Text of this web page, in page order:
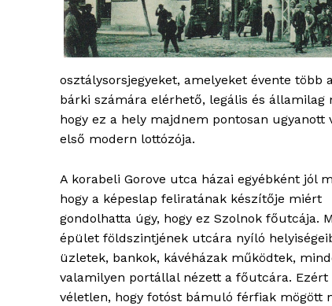
osztálysorsjegyeket, amelyeket évente
bárki számára elérhető, legális és
hogy ez a hely majdnem pontosan
első modern lottózója.
A korabeli Gorove utca házai egyébként jól
hogy a képeslap feliratának készítője miért
gondolhatta úgy, hogy ez Szolnok főutcája.
épület földszintjének utcára nyíló
üzletek, bankok, kávéházak működtek,
valamilyen portállal nézett a főutcára. Ezért
véletlen, hogy fotóst bámuló férfiak mögött